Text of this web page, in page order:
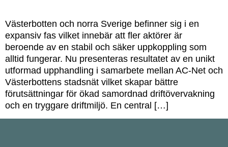
Västerbotten och norra Sverige befinner sig i en
expansiv fas vilket innebär att fler aktörer är
beroende av en stabil och säker uppkoppling som
alltid fungerar. Nu presenteras resultatet av en unikt
utformad upphandling i samarbete mellan AC-Net och
Västerbottens stadsnät vilket skapar bättre
förutsättningar för ökad samordnad driftövervakning
och en tryggare driftmiljö. En central […]